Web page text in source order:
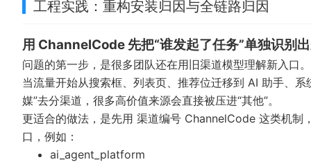
工程实践：重构安装归因与全链路归因
用 ChannelCode 先把“谁发起了任务”单独识别
问题的第一步，是很多团队还在用旧渠道模型理解新入口。
当流量开始从搜索框、列表页、推荐位迁移到 AI 助手、
媒”去分渠道，很多高价值来源会直接被压进“其他”。
更适合的做法，是先用 渠道编号 ChannelCode 这类机制
口，例如：
ai_agent_platform